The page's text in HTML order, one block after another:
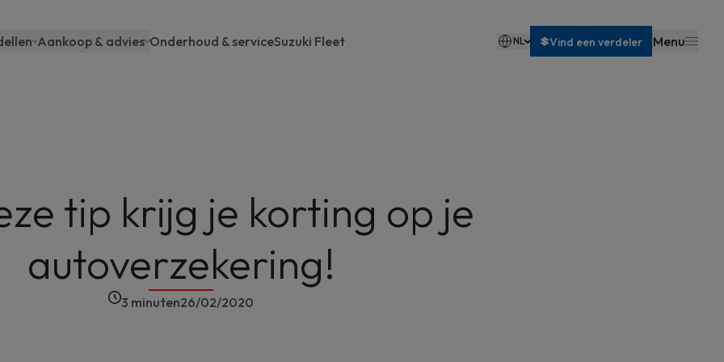
Aankoop & advies Onderhoud & serviceSuzuki Fleet NL Vind een verdeler Menu
tip krijg je korting op je
autoverzekering!
3 minuten26/02/2020